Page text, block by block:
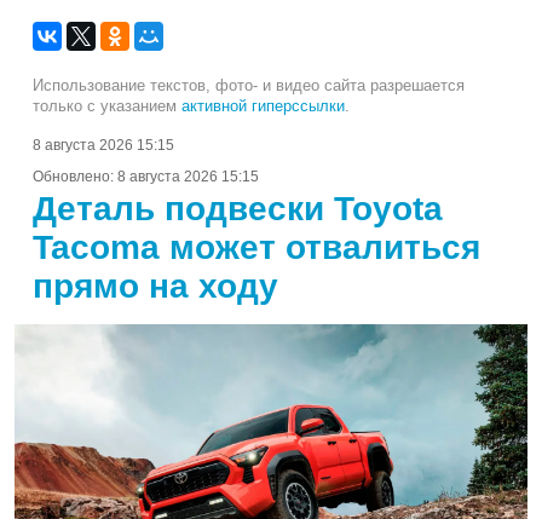
Использование текстов, фото- и видео сайта разрешается
только с указанием активной гиперссылки.
8 августа 2026 15:15
Обновлено: 8 августа 2026 15:15
Деталь подвески Toyota
Tacoma может отвалиться
прямо на ходу